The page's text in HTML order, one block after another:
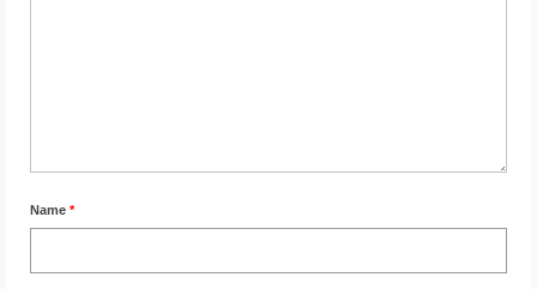
Name *